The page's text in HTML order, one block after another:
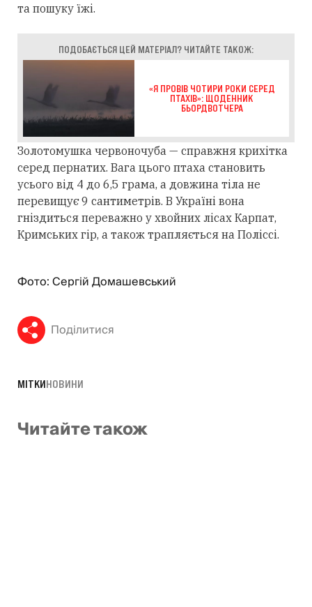
та пошуку їжі.
ПОДОБАЄТЬСЯ ЦЕЙ МАТЕРІАЛ? ЧИТАЙТЕ ТАКОЖ:
«Я ПРОВІВ ЧОТИРИ РОКИ СЕРЕД
ПТАХІВ»: ЩОДЕННИК
БЬОРДВОТЧЕРА
Золотомушка червоночуба — справжня крихітка
серед пернатих. Вага цього птаха становить
усього від 4 до 6,5 грама, а довжина тіла не
перевищує 9 сантиметрів. В Україні вона
гніздиться переважно у хвойних лісах Карпат,
Кримських гір, а також трапляється на Поліссі.
Фото: Сергій Домашевський
Поділитися
МІТКИНОВИНИ
Читайте також